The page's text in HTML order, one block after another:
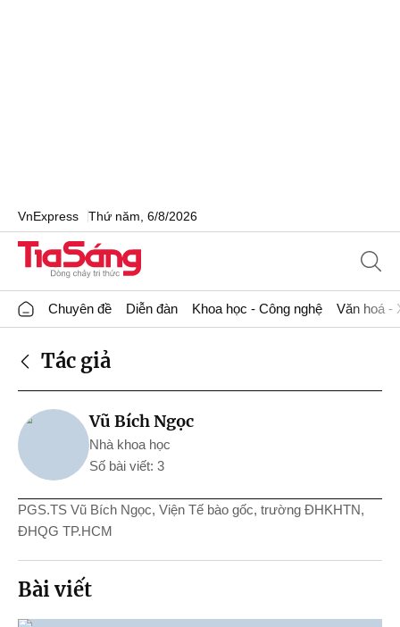
VnExpress Thứ năm, 6/8/2026
Chuyên đề Diễn đàn Khoa học - Công nghệ Văn hoá -
Tác giả
Vũ Bích Ngọc
Nhà khoa học
Số bài viết: 3
PGS.TS Vũ Bích Ngọc, Viện Tế bào gốc, trường ĐHKHTN,
ĐHQG TP.HCM
Bài viết